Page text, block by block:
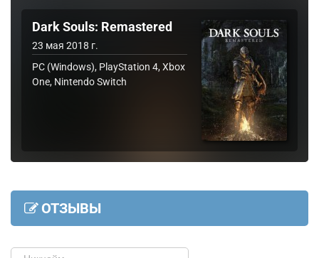
Dark Souls: Remastered
23 мая 2018 г.
PC (Windows), PlayStation 4, Xbox
One, Nintendo Switch
ОТЗЫВЫ